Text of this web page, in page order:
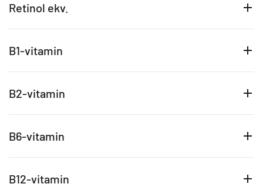
Retinol ekv.
B1-vitamin
B2-vitamin
B6-vitamin
B12-vitamin